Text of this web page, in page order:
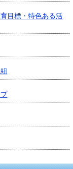
目標・特色ある活